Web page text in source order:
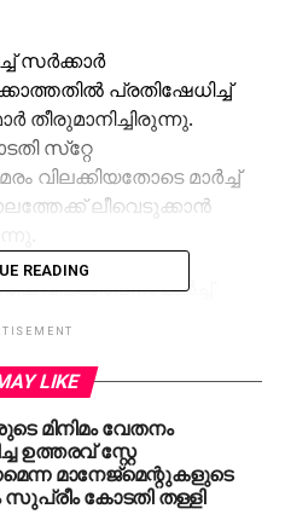
സര്‍ക്കാര്‍
പ്രതിഷേധിച്ച്
സ്‌റ്റേ
വിലക്കിയതോടെ മാര്‍ച്ച്
ലീവെടുക്കാന്‍
വിജ്ഞാപനം മാര്‍ച്ച്
വിധിയെ
കേസില്‍ കക്ഷി
അറിയിച്ചു.
READING
LIKE
തള്ളി